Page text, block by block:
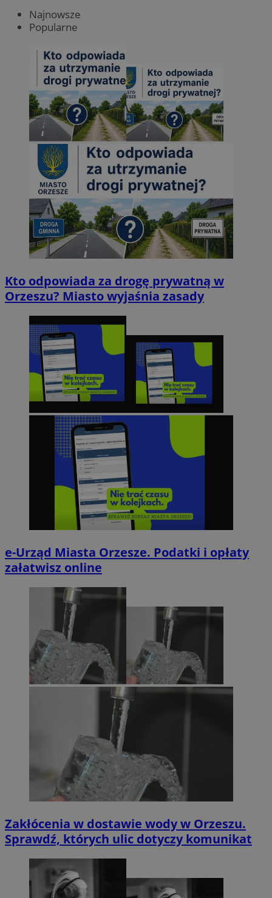
Najnowsze
Popularne
Kto odpowiada za drogę prywatną w
Orzeszu? Miasto wyjaśnia zasady
e-Urząd Miasta Orzesze. Podatki i opłaty
załatwisz online
Zakłócenia w dostawie wody w Orzeszu.
Sprawdź, których ulic dotyczy komunikat